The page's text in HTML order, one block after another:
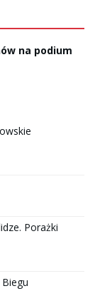
na podium
Porażki